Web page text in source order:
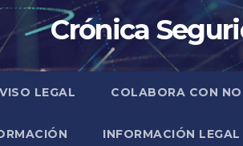
Crónica
LEGAL COLABORA CON
INFORMACIÓN LEGAL